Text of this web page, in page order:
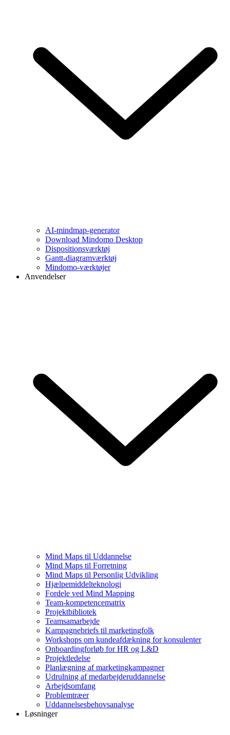
AI-mindmap-generator
Download Mindomo Desktop
Dispositionsværktøj
Gantt-diagramværktøj
Mindomo-værktøjer
Anvendelser
Mind Maps til Uddannelse
Mind Maps til Forretning
Mind Maps til Personlig Udvikling
Hjælpemiddelteknologi
Fordele ved Mind Mapping
Team-kompetencematrix
Projektbibliotek
Teamsamarbejde
Kampagnebriefs til marketingfolk
Workshops om kundeafdækning for konsulenter
Onboardingforløb for HR og L&D
Projektledelse
Planlægning af marketingkampagner
Udrulning af medarbejderuddannelse
Arbejdsomfang
Problemtræer
Uddannelsesbehovsanalyse
Løsninger